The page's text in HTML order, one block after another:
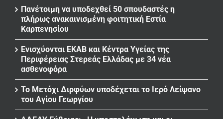
Πανέτοιμη να υποδεχθεί 50 σπουδαστές η
πλήρως ανακαινισμένη φοιτητική Εστία
Καρπενησίου
Ενισχύονται ΕΚΑΒ και Κέντρα Υγείας της
Περιφέρειας Στερεάς Ελλάδας με 34 νέα
ασθενοφόρα
Το Μετόχι Διρφύων υποδέχεται το Ιερό Λείψανο
του Αγίου Γεωργίου